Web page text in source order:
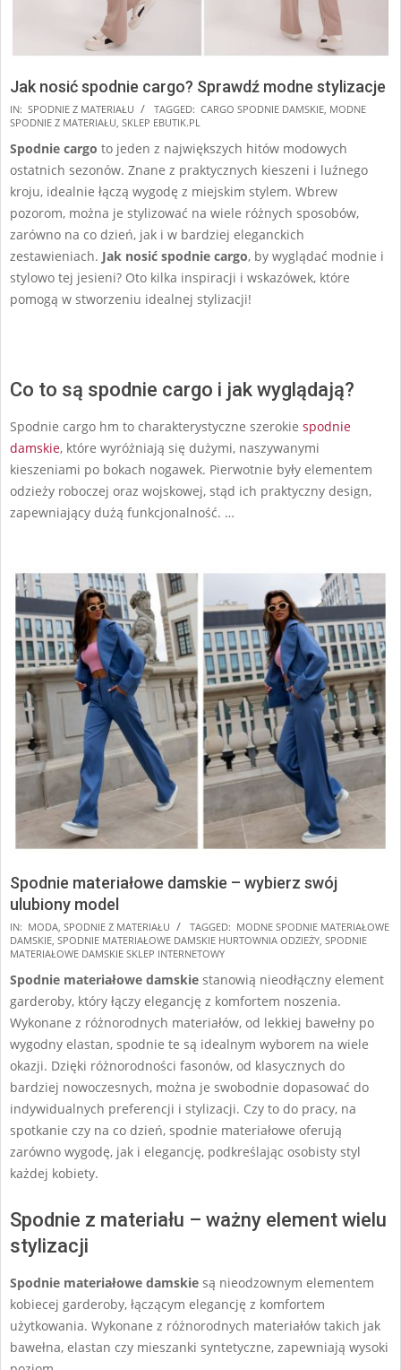
Jak nosić spodnie cargo? Sprawdź modne stylizacje
2024-
09-
26
IN: SPODNIE Z MATERIAŁU TAGGED: CARGO SPODNIE DAMSKIE, MODNE
SPODNIE Z MATERIAŁU, SKLEP EBUTIK.PL
Spodnie cargo to jeden z największych hitów modowych
ostatnich sezonów. Znane z praktycznych kieszeni i luźnego
kroju, idealnie łączą wygodę z miejskim stylem. Wbrew
pozorom, można je stylizować na wiele różnych sposobów,
zarówno na co dzień, jak i w bardziej eleganckich
zestawieniach. Jak nosić spodnie cargo, by wyglądać modnie i
stylowo tej jesieni? Oto kilka inspiracji i wskazówek, które
pomogą w stworzeniu idealnej stylizacji!
Co to są spodnie cargo i jak wyglądają?
Spodnie cargo hm to charakterystyczne szerokie spodnie
damskie, które wyróżniają się dużymi, naszywanymi
kieszeniami po bokach nogawek. Pierwotnie były elementem
odzieży roboczej oraz wojskowej, stąd ich praktyczny design,
zapewniający dużą funkcjonalność. …
Spodnie materiałowe damskie – wybierz swój
ulubiony model
2024-
06-
IN: MODA SPODNIE Z MATERIAŁU TAGGED: MODNE SPODNIE MATERIAŁOWE
DAMSKIE SPODNIE MATERIAŁOWE DAMSKIE HURTOWNIA ODZIEŻY SPODNIE
MATERIAŁOWE DAMSKIE SKLEP INTERNETOWY
Spodnie materiałowe damskie stanowią nieodłączny element
garderoby, który łączy elegancję z komfortem noszenia.
Wykonane z różnorodnych materiałów, od lekkiej bawełny po
wygodny elastan, spodnie te są idealnym wyborem na wiele
okazji. Dzięki różnorodności fasonów, od klasycznych do
bardziej nowoczesnych, można je swobodnie dopasować do
indywidualnych preferencji i stylizacji. Czy to do pracy, na
spotkanie czy na co dzień, spodnie materiałowe oferują
zarówno wygodę, jak i elegancję, podkreślając osobisty styl
każdej kobiety.
Spodnie z materiału – ważny element wielu
stylizacji
Spodnie materiałowe damskie są nieodzownym elementem
kobiecej garderoby, łączącym elegancję z komfortem
użytkowania. Wykonane z różnorodnych materiałów takich jak
bawełna, elastan czy mieszanki syntetyczne, zapewniają wysoki